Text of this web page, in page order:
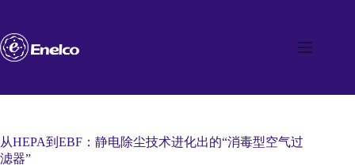
内
容
从HEPA到EBF：静电除尘技术进化出的“消毒型空气过
滤器”